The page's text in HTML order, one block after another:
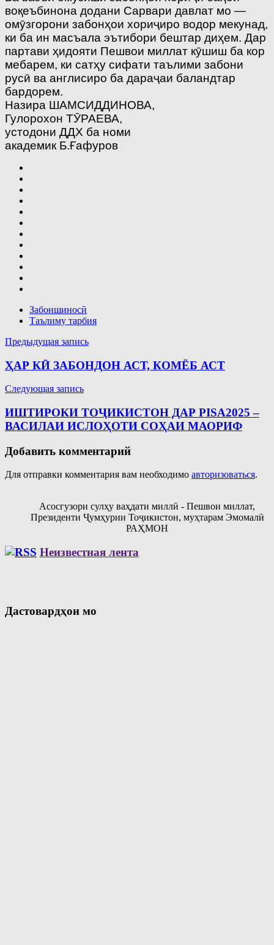
воқеъбинона додани Сарвари давлат мо —
омӯзгорони забонҳои хориҷиро водор мекунад,
ки ба ин масъала эътибори бештар диҳем. Дар
партави ҳидояти Пешвои миллат кӯшиш ба кор
мебарем, ки сатҳу сифати таълими забони
русӣ ва англисиро ба дараҷаи баландтар
бардорем.
Назира ШАМСИДДИНОВА,
Гулорохон ТӮРАЕВА,
устодони ДДХ ба номи
академик Б.Ғафуров
Забоншиносӣ
Таълиму тарбия
Навигация
по
записям
Предыдущая запись
ҲАР КӢ ЗАБОНДОН АСТ, КОМЁБ АСТ
Следующая запись
ИШТИРОКИ ТОҶИКИСТОН ДАР PISA2025 –
ВАСИЛАИ ИСЛОҲОТИ СОҲАИ МАОРИФ
Добавить комментарий
Для отправки комментария вам необходимо авторизоваться.
Асосгузори сулҳу ваҳдати миллӣ - Пешвои миллат,
Президенти Ҷумҳурии Тоҷикистон, муҳтарам Эмомалӣ
РАҲМОН
Неизвестная лента
Дастовардҳои мо